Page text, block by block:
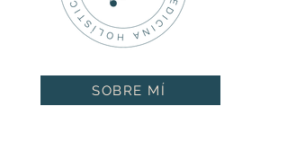
SOBRE MÍ